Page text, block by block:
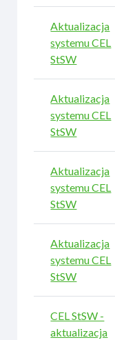
Aktualizacja
systemu CEL
StSW
Aktualizacja
systemu CEL
StSW
Aktualizacja
systemu CEL
StSW
Aktualizacja
systemu CEL
StSW
CEL StSW -
aktualizacja